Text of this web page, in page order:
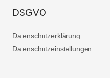
DSGVO
Datenschutzerklärung
Datenschutzeinstellungen